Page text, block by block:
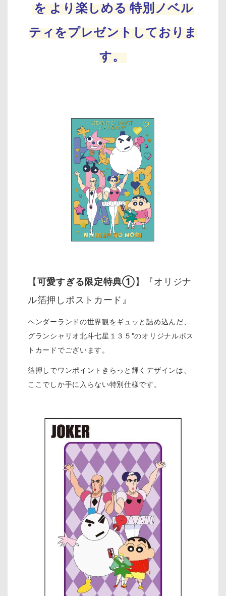
を より楽しめる 特別ノベル
ティをプレゼントしておりま
す。
【可愛すぎる限定特典①】『オリジナ
ル箔押しポストカード』
ヘンダーランドの世界観をギュッと詰め込んだ、
グランシャリオ北斗七星１３５°のオリジナルポス
トカードでございます。
箔押しでワンポイントきらっと輝くデザインは、
ここでしか手に入らない特別仕様です。